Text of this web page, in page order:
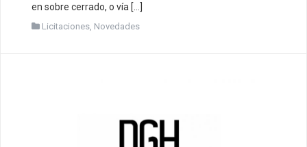
en sobre cerrado, o vía […]
Licitaciones Novedades